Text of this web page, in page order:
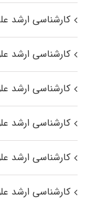
کارشناسی ارشد
کارشناسی ارشد
کارشناسی ارشد
کارشناسی ارشد
کارشناسی ارشد
کارشناسی ارشد